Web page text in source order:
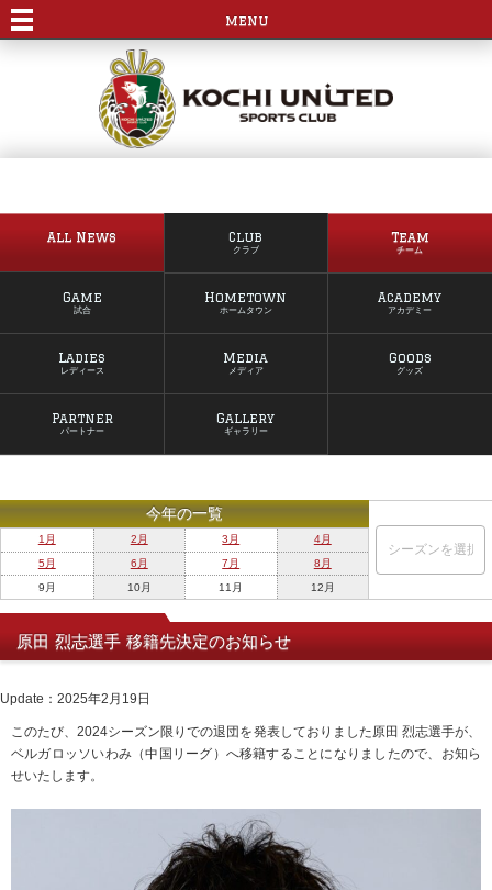
menu
All News Club
クラブ
Team
チーム
Game
試合
Hometown
ホームタウン
Academy
アカデミー
Ladies
レディース
Media
メディア
Goods
グッズ
Partner
パートナー
Gallery
ギャラリー
今年の一覧
1月 2月 3月
4月
5月
6月 7月
8月
9月
10月 11月 12月
原田 烈志選手 移籍先決定のお知らせ
Update：2025年2月19日
このたび、2024シーズン限りでの退団を発表しておりました原田 烈志選手が、
ベルガロッソいわみ（中国リーグ）へ移籍することになりましたので、お知ら
せいたします。